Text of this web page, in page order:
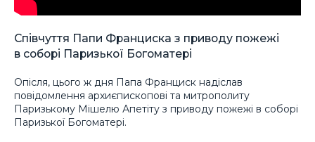
Співчуття Папи Франциска з приводу пожежі
в соборі Паризької Богоматері
Опісля, цього ж дня Папа Франциск надіслав
повідомлення архиєпископові та митрополиту
Паризькому Мішелю Апетіту з приводу пожежі в соборі
Паризької Богоматері.